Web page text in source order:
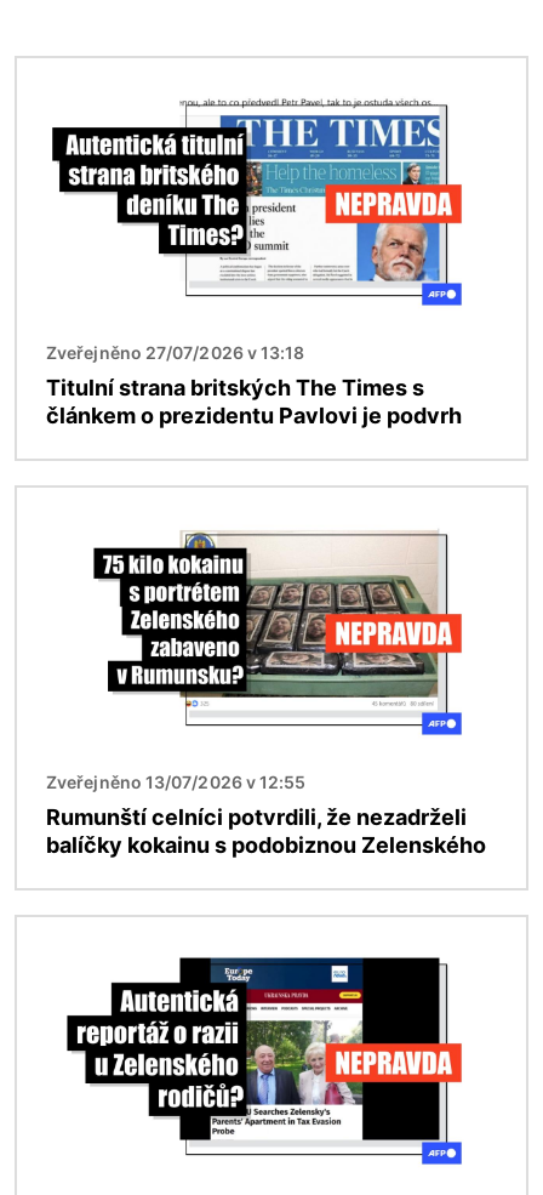
Zveřejněno 27/07/2026 v 13:18
Titulní strana britských The Times s
článkem o prezidentu Pavlovi je podvrh
Zveřejněno 13/07/2026 v 12:55
Rumunští celníci potvrdili, že nezadrželi
balíčky kokainu s podobiznou Zelenského